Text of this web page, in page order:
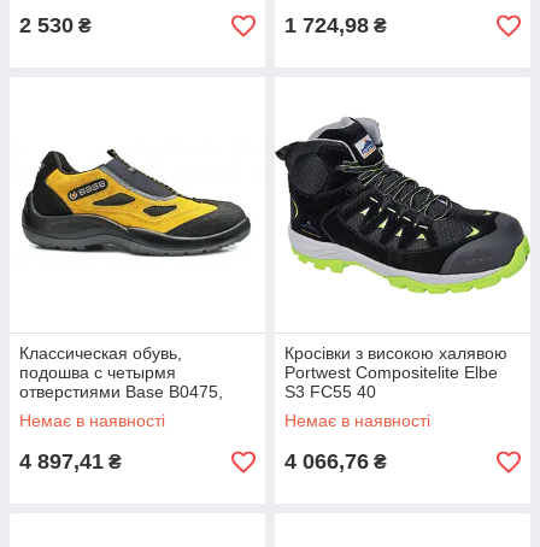
2 530 ₴ 1 724,98 ₴
Классическая обувь,
подошва с четырмя
отверстиями Base B0475,
Черный/желтый, 36
Немає в наявності
4 897,41 ₴
Кросівки з високою халявою
Portwest Compositelite Elbe
S3 FC55 40
Немає в наявності
4 066,76 ₴